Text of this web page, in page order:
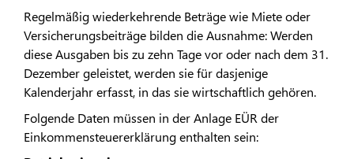
Regelmäßig wiederkehrende Beträge wie Miete oder
Versicherungsbeiträge bilden die Ausnahme: Werden
diese Ausgaben bis zu zehn Tage vor oder nach dem 31.
Dezember geleistet, werden sie für dasjenige
Kalenderjahr erfasst, in das sie wirtschaftlich gehören.
Folgende Daten müssen in der Anlage EÜR der
Einkommensteuererklärung enthalten sein: